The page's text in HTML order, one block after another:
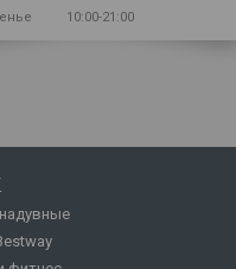
10:00-21:00